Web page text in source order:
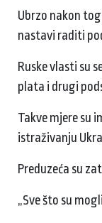
Ubrzo nakon
nastavi raditi
Ruske vlasti su
plata i drugi
Takve mjere su
istraživanju
Preduzeća su
„Sve što su